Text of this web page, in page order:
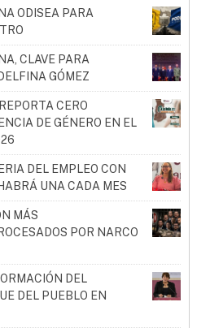
ODISEA PARA
CLAVE PARA
GÓMEZ
CERO
DE GÉNERO EN EL
DEL EMPLEO CON
UNA CADA MES
MÁS
POR NARCO
DEL
DEL PUEBLO EN